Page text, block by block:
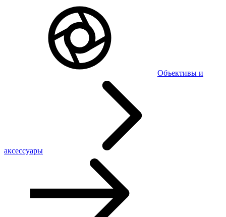
Объективы и
аксессуары